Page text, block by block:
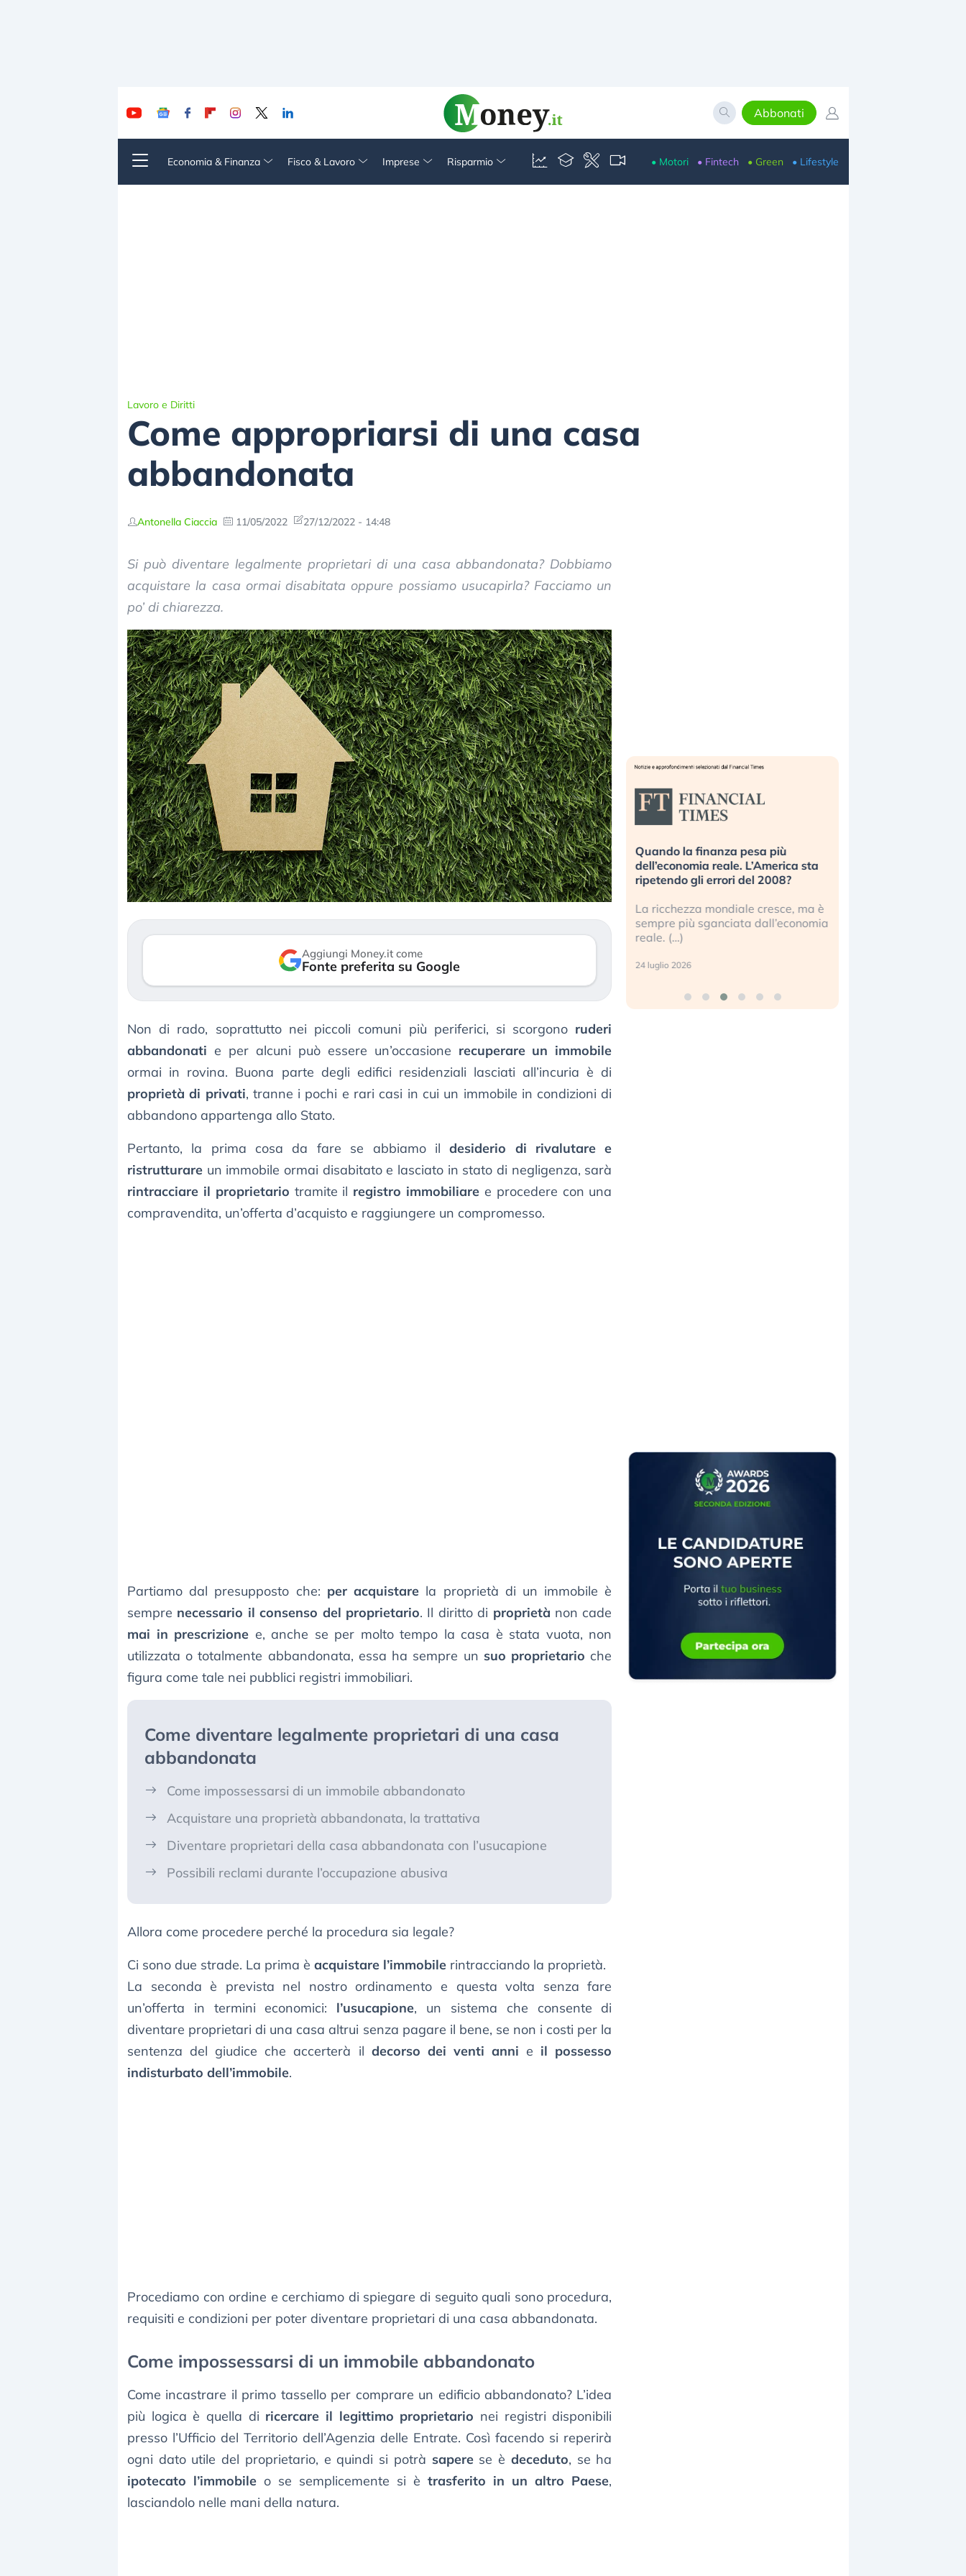
Abbonati
Economia & Finanza Fisco & Lavoro Imprese Risparmio • Motori • Fintech • Green • Lifestyle
Lavoro e Diritti
Come appropriarsi di una casa
abbandonata
Antonella Ciaccia 11/05/2022 27/12/2022 - 14:48
Si può diventare legalmente proprietari di una casa abbandonata? Dobbiamo
acquistare la casa ormai disabitata oppure possiamo usucapirla? Facciamo un
po’ di chiarezza.
Aggiungi Money.it come
Fonte preferita su Google
Non di rado, soprattutto nei piccoli comuni più periferici, si scorgono ruderi
abbandonati e per alcuni può essere un’occasione recuperare un immobile
ormai in rovina. Buona parte degli edifici residenziali lasciati all’incuria è di
proprietà di privati, tranne i pochi e rari casi in cui un immobile in condizioni di
abbandono appartenga allo Stato.
Pertanto, la prima cosa da fare se abbiamo ildesiderio di rivalutare e
ristrutturare un immobile ormai disabitato e lasciato in stato di negligenza, sarà
rintracciare il proprietario tramite il registro immobiliare e procedere con una
compravendita, un’offerta d’acquisto e raggiungere un compromesso.
Partiamo dal presupposto che: per acquistare la proprietà di un immobile è
sempre necessario il consenso del proprietario. Il diritto di proprietà non cade
mai in prescrizione e, anche se per molto tempo la casa è stata vuota, non
utilizzata o totalmente abbandonata, essa ha sempre un suo proprietario che
figura come tale nei pubblici registri immobiliari.
Come diventare legalmente proprietari di una casa
abbandonata
Come impossessarsi di un immobile abbandonato
Acquistare una proprietà abbandonata, la trattativa
Diventare proprietari della casa abbandonata con l’usucapione
Possibili reclami durante l’occupazione abusiva
Allora come procedere perché la procedura sia legale?
Ci sono due strade. La prima è acquistare l’immobile rintracciando la proprietà.
La seconda è prevista nel nostro ordinamento e questa volta senza fare
un’offerta in termini economici: l’usucapione, un sistema che consente di
diventare proprietari di una casa altrui senza pagare il bene, se non i costi per la
sentenza del giudice che accerterà il decorso dei venti anni e il possesso
indisturbato dell’immobile.
Procediamo con ordine e cerchiamo di spiegare di seguito quali sono procedura,
requisiti e condizioni per poter diventare proprietari di una casa abbandonata.
Come impossessarsi di un immobile abbandonato
Come incastrare il primo tassello per comprare un edificio abbandonato? L’idea
più logica è quella di ricercare il legittimo proprietario nei registri disponibili
presso l’Ufficio del Territorio dell’Agenzia delle Entrate. Così facendo si reperirà
ogni dato utile del proprietario, e quindi si potrà saperese è deceduto, se ha
ipotecato l’immobile o se semplicemente si ètrasferito in un altro Paese,
lasciandolo nelle mani della natura.
Dalle valutazioni estreme alla
correzione. Cosa sta guidando il
repricing degli asset?
mostrando segni di stanchezza
verso le (…)
«La mia vita è rovinata». Investitori
in preda al panico dopo lo scoppio
della bolla AI
Kospi, mentre gli investitori retail (…)
30 luglio 2026
Quando la finanza pesa più
dell’economia reale. L’America sta
ripetendo gli errori del 2008?
La ricchezza mondiale cresce, ma è
sempre più sganciata dall’economia
reale. (…)
24 luglio 2026